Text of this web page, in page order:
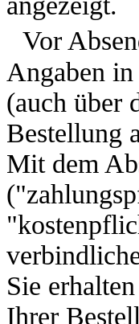
Vor
Angaben
(auch über
Bestellung
Mit dem
Sie
Ihrer